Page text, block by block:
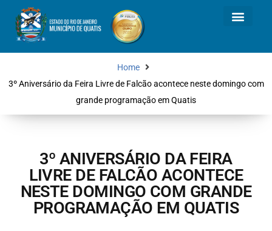
Home
3º Aniversário da Feira Livre de Falcão acontece neste domingo com
grande programação em Quatis
3º ANIVERSÁRIO DA FEIRA
LIVRE DE FALCÃO ACONTECE
NESTE DOMINGO COM GRANDE
PROGRAMAÇÃO EM QUATIS